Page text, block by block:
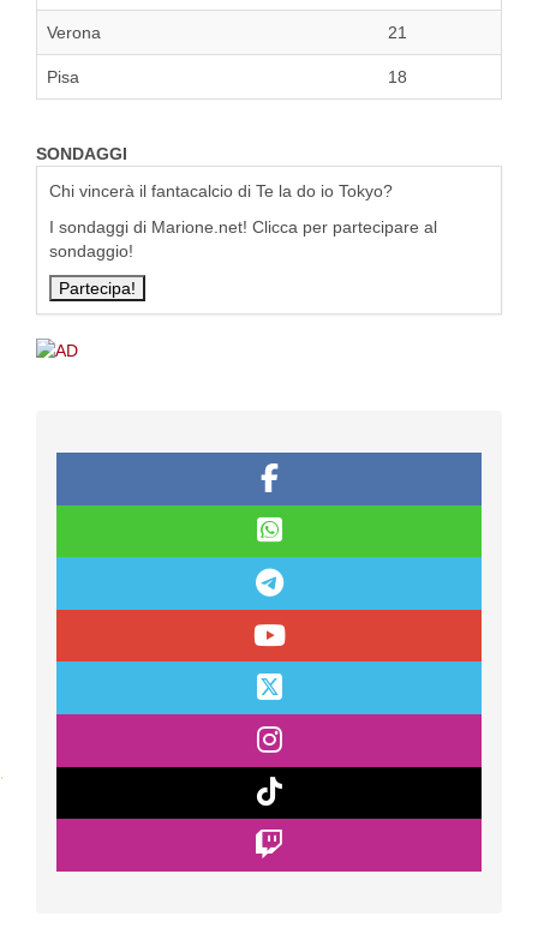
Verona 21
Pisa 18
SONDAGGI
Chi vincerà il fantacalcio di Te la do io Tokyo?
I sondaggi di Marione.net! Clicca per partecipare al
sondaggio!